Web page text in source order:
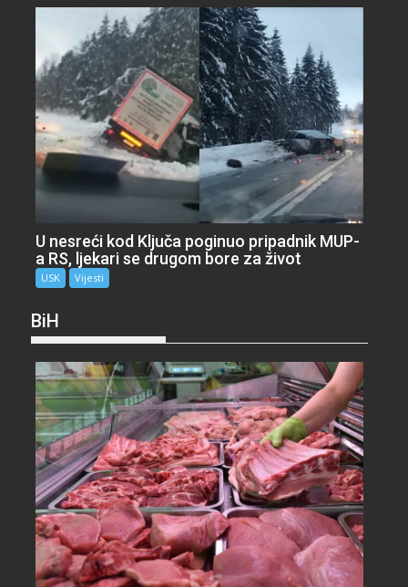
U nesreći kod Ključa poginuo pripadnik MUP-
a RS, ljekari se drugom bore za život
USK Vijesti
BiH